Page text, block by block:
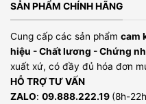
SẢN PHẨM CHÍNH HÃNG
Cung cấp các sản phẩm cam
hiệu - Chất lương - Chứng
xuất xứ, có đầy đủ hóa đơn
HỖ TRỢ TƯ VẤN
ZALO: 09.888.222.19 (8h-